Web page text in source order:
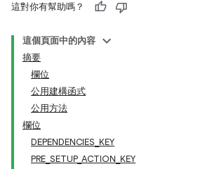
這對你有幫助嗎？
這個頁面中的內容
摘要
欄位
公用建構函式
公用方法
欄位
DEPENDENCIES_KEY
PRE_SETUP_ACTION_KEY